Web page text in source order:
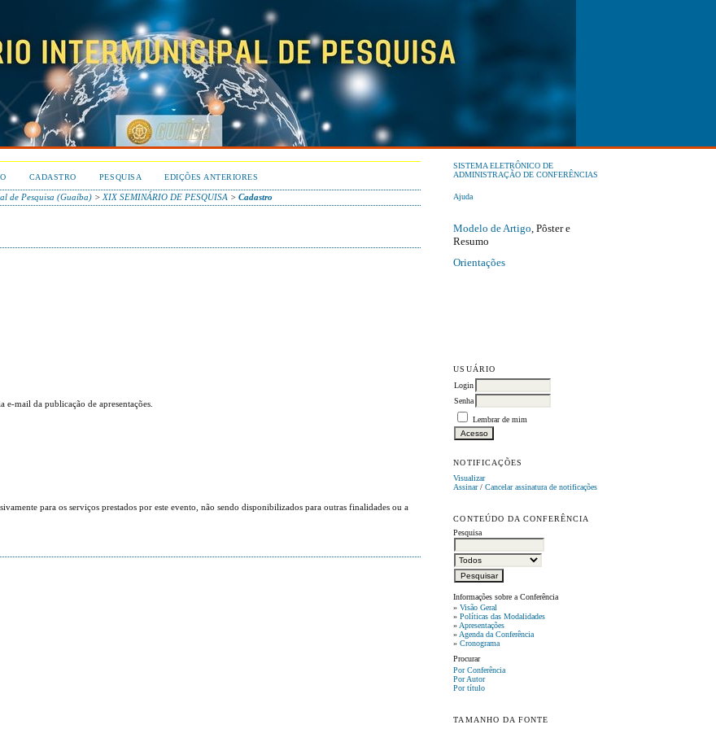
SISTEMA ELETRÔNICO DE
ADMINISTRAÇÃO DE CONFERÊNCIAS
Ajuda
Modelo de Artigo , Pôster e
Resumo
Orientações
USUÁRIO
Login
Senha
Lembrar de mim
NOTIFICAÇÕES
Visualizar
Assinar/Cancelar assinatura de notificações
CONTEÚDO DA CONFERÊNCIA
Pesquisa
Informações sobre a Conferência
»Visão Geral
»Políticas das Modalidades
»Apresentações
»Agenda da Conferência
»Cronograma
Procurar
Por Conferência
Por Autor
Por título
TAMANHO DA FONTE
CADASTRO PESQUISA EDIÇÕES ANTERIORES
de Pesquisa (Guaíba)> XIX SEMINÁRIO DE PESQUISA > Cadastro
e-mail da publicação de apresentações.
para os serviços prestados por este evento, não sendo disponibilizados para outras finalidades ou a